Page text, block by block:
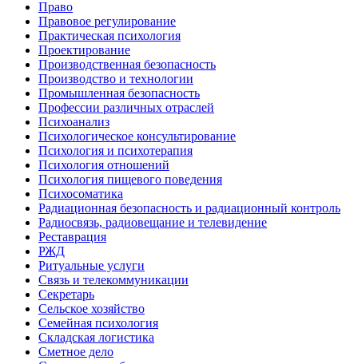
Право
Правовое регулирование
Практическая психология
Проектирование
Производственная безопасность
Производство и технологии
Промышленная безопасность
Профессии различных отраслей
Психоанализ
Психологическое консультирование
Психология и психотерапия
Психология отношений
Психология пищевого поведения
Психосоматика
Радиационная безопасность и радиационный контроль
Радиосвязь, радиовещание и телевидение
Реставрация
РЖД
Ритуальные услуги
Связь и телекоммуникации
Секретарь
Сельское хозяйство
Семейная психология
Складская логистика
Сметное дело